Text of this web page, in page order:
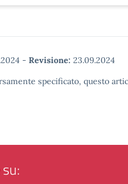
- Revisione: 23.09.2024
specificato, questo